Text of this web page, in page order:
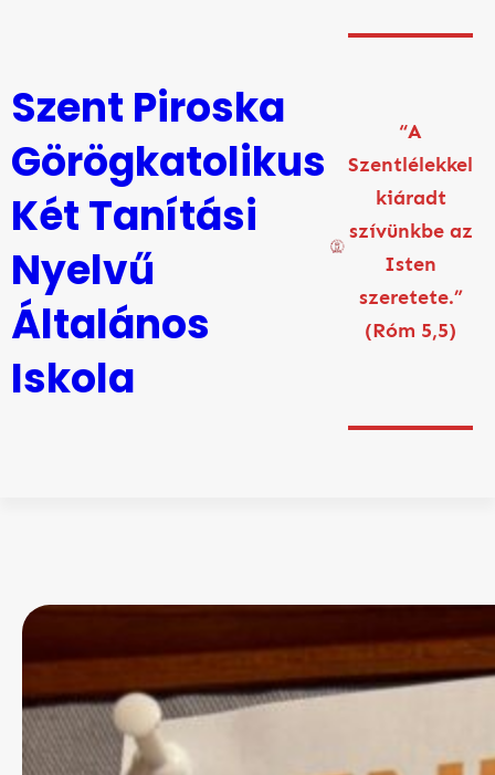
Szent Piroska
Görögkatolikus
Két Tanítási
Nyelvű
Általános
Iskola
“A
Szentlélekkel
kiáradt
szívünkbe az
Isten
szeretete.”
(Róm 5,5)